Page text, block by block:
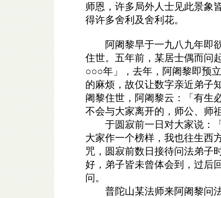
师恩，许多局外人士见此景象
得许多舍利及舍利花。
阿阇黎早于一九八九年即欲
住世。五年前，某居士偶而问
○○○年」，去年，阿阇黎即预
的麻烦，故仅让数字亲近弟子
阇黎住世，阿阇黎云：「有生
不会与大家离开的，师公、师
于圆寂前一日对大家说：「
大家作一个榜样，我也往生西
咒，圆寂前数日接待问法弟子
好，弟子皆未曾体会到，过后
问。
普陀山某法师来阿阇黎问法